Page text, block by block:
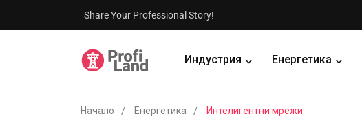
Share Your Professional Story!
Индустрия Енергетика
Начало Енергетика Интелигентни мрежи